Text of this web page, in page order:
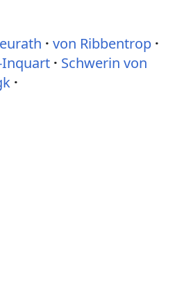
von Ribbentrop
Inquart
Schwerin von